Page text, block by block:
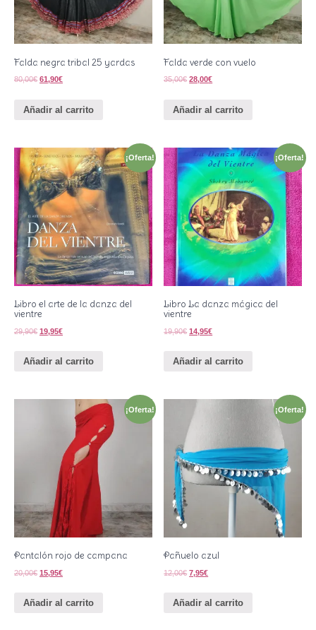
Falda negra tribal 25 yardas
80,00€ 61,90€
Añadir al carrito
Falda verde con vuelo
35,00€ 28,00€
Añadir al carrito
¡Oferta!
Libro el arte de la danza del
vientre
29,90€ 19,95€
Añadir al carrito
¡Oferta!
Libro La danza mágica del
vientre
19,90€ 14,95€
Añadir al carrito
¡Oferta!
Pantalón rojo de campana
20,00€ 15,95€
Añadir al carrito
¡Oferta!
Pañuelo azul
12,00€ 7,95€
Añadir al carrito